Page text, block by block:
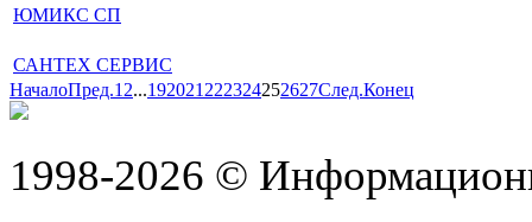
ЮМИКС СП
САНТЕХ СЕРВИС
НачалоПред.1 2...192021 222324252627След.Конец
1998-2026 ©